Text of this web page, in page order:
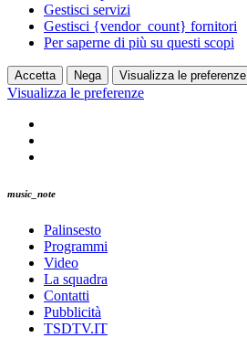
Gestisci servizi
Gestisci {vendor_count} fornitori
Per saperne di più su questi scopi
Accetta Nega Visualizza le preferenze
Visualizza le preferenze
music_note
Palinsesto
Programmi
Video
La squadra
Contatti
Pubblicità
TSDTV.IT